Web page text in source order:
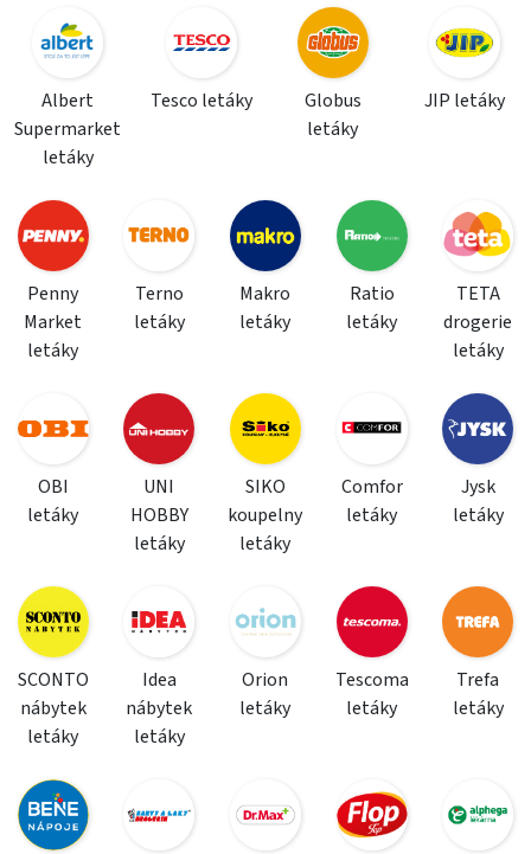
Albert
Supermarket
letáky
Tesco letáky
Globus
letáky
JIP letáky
Penny
Market
letáky
Terno
letáky
Makro
letáky
Ratio
letáky
TETA
drogerie
letáky
OBI
letáky
UNI
HOBBY
letáky
SIKO
koupelny
letáky
Comfor
letáky
Jysk
letáky
SCONTO
nábytek
letáky
Idea
nábytek
letáky
Orion
letáky
Tescoma
letáky
Trefa
letáky